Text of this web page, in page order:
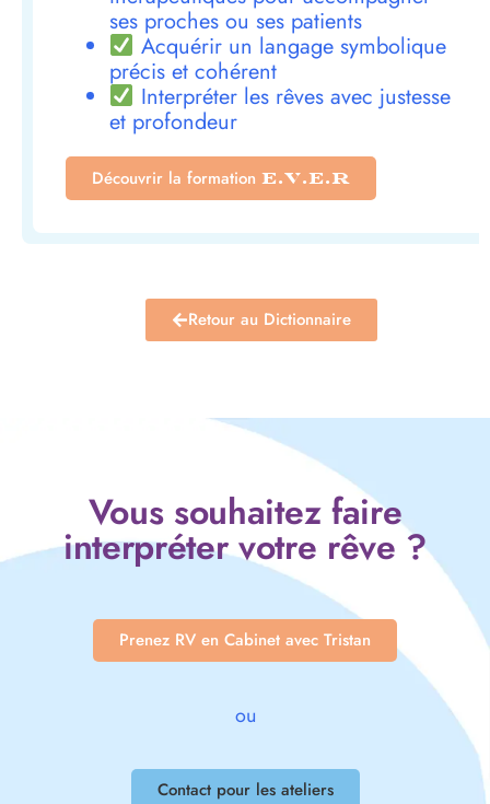
ses proches ou ses patients
Acquérir un langage symbolique
précis et cohérent
Interpréter les rêves avec justesse
et profondeur
Découvrir la formation E.V.E.R
Retour au Dictionnaire
Vous souhaitez faire
interpréter votre rêve ?
Prenez RV en Cabinet avec Tristan
ou
Contact pour les ateliers